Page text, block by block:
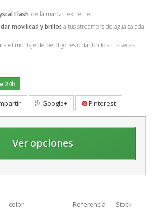
Flash de la marca Textreme.
movilidad y brillos a tus streamers de agua salada
el montaje de perdigones o dar brillo a tus secas
24h
Google+ Pinterest
Ver opciones
color Referencia Stock